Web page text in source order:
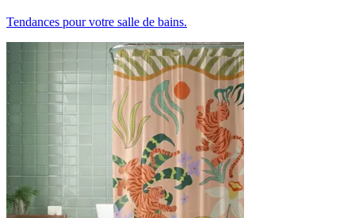
Tendances pour votre salle de bains.